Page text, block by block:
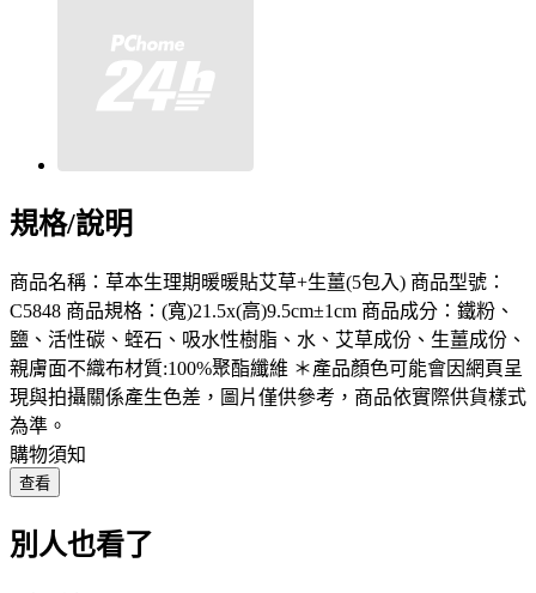
規格/說明
商品名稱：草本生理期暖暖貼艾草+生薑(5包入) 商品型號：
C5848 商品規格：(寬)21.5x(高)9.5cm±1cm 商品成分：鐵粉、
鹽、活性碳、蛭石、吸水性樹脂、水、艾草成份、生薑成份、
親膚面不織布材質:100%聚酯纖維 ＊產品顏色可能會因網頁呈
現與拍攝關係產生色差，圖片僅供參考，商品依實際供貨樣式
為準。
購物須知
查看
別人也看了